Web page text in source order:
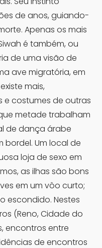
de anos, guiando-
Apenas os mais
é também, ou
de uma visão de
ave migratória, em
mais,
costumes de outras
metade trabalham
de dança árabe
bordel. Um local de
loja de sexo em
as ilhas são bons
em um vôo curto;
escondido. Nestes
(Reno, Cidade do
encontros entre
de encontros